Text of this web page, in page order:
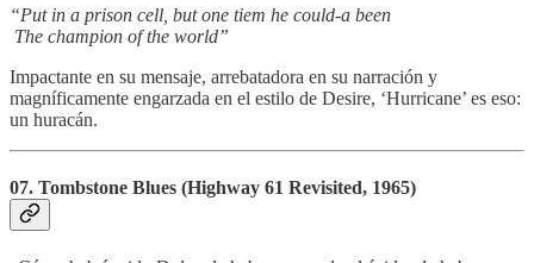
“Put in a prison cell, but one tiem he could-a been
The champion of the world”
Impactante en su mensaje, arrebatadora en su narración y
magníficamente engarzada en el estilo de Desire, ‘Hurricane’ es eso:
un huracán.
07. Tombstone Blues (Highway 61 Revisited, 1965)